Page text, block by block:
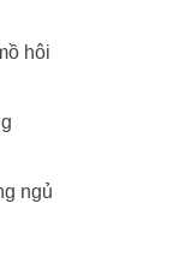
hôi
ngủ